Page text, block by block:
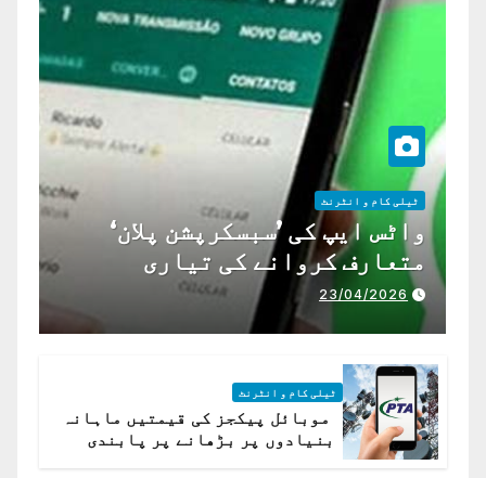
ٹیلی کام و انٹرنٹ
واٹس ایپ کی ’سبسکرپشن پلان‘
متعارف کروانے کی تیاری
23/04/2026
ٹیلی کام و انٹرنٹ
موبائل پیکجز کی قیمتیں ماہانہ
بنیادوں پر بڑھانے پر پابندی